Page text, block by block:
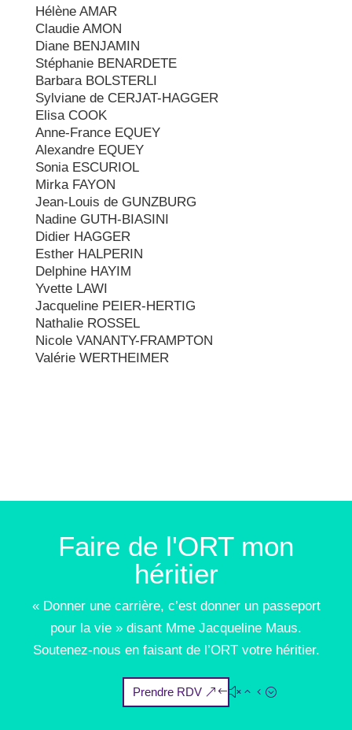
Hélène AMAR
Claudie AMON
Diane BENJAMIN
Stéphanie BENARDETE
Barbara BOLSTERLI
Sylviane de CERJAT-HAGGER
Elisa COOK
Anne-France EQUEY
Alexandre EQUEY
Sonia ESCURIOL
Mirka FAYON
Jean-Louis de GUNZBURG
Nadine GUTH-BIASINI
Didier HAGGER
Esther HALPERIN
Delphine HAYIM
Yvette LAWI
Jacqueline PEIER-HERTIG
Nathalie ROSSEL
Nicole VANANTY-FRAMPTON
Valérie WERTHEIMER
Faire de l'ORT mon
héritier
« Donner une carrière, c’est donner un passeport
pour la vie » disant Mme Jacqueline Maus.
Soutenez-nous en faisant de l’ORT votre héritier.
Prendre RDV